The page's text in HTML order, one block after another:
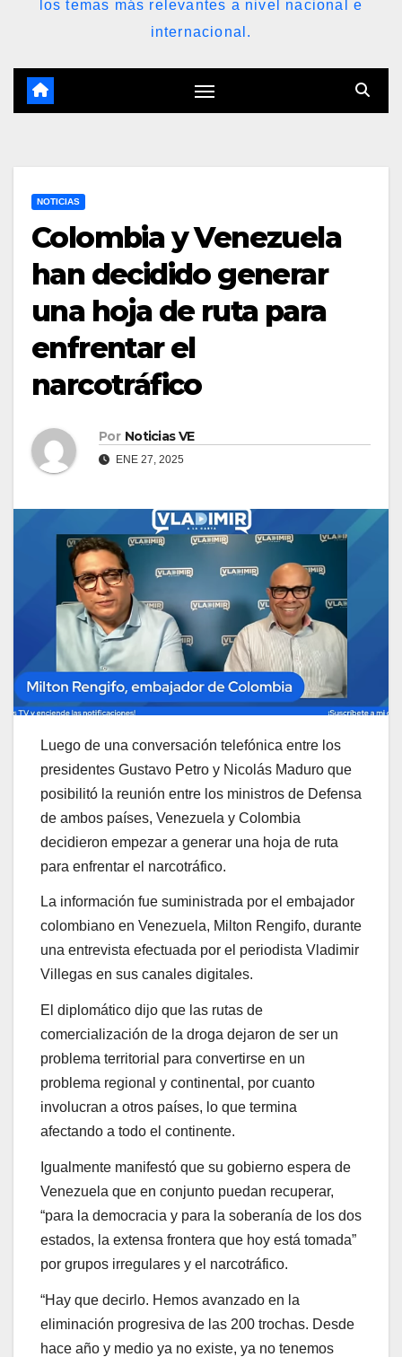
los temas más relevantes a nivel nacional e
internacional.
NOTICIAS
Colombia y Venezuela
han decidido generar
una hoja de ruta para
enfrentar el
narcotráfico
Por Noticias VE
ENE 27, 2025
Luego de una conversación telefónica entre los
presidentes Gustavo Petro y Nicolás Maduro que
posibilitó la reunión entre los ministros de Defensa
de ambos países, Venezuela y Colombia
decidieron empezar a generar una hoja de ruta
para enfrentar el narcotráfico.
La información fue suministrada por el embajador
colombiano en Venezuela, Milton Rengifo, durante
una entrevista efectuada por el periodista Vladimir
Villegas en sus canales digitales.
El diplomático dijo que las rutas de
comercialización de la droga dejaron de ser un
problema territorial para convertirse en un
problema regional y continental, por cuanto
involucran a otros países, lo que termina
afectando a todo el continente.
Igualmente manifestó que su gobierno espera de
Venezuela que en conjunto puedan recuperar,
“para la democracia y para la soberanía de los dos
estados, la extensa frontera que hoy está tomada”
por grupos irregulares y el narcotráfico.
“Hay que decirlo. Hemos avanzado en la
eliminación progresiva de las 200 trochas. Desde
hace año y medio ya no existe, ya no tenemos